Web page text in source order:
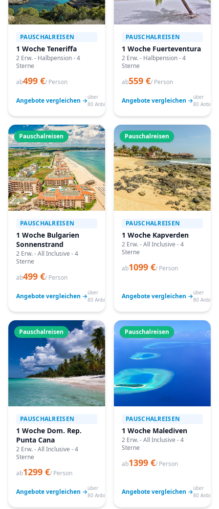
PAUSCHALREISEN
1 Woche Teneriffa
2 Erw. - Halbpension - 4
Sterne
ab499 €/ Person
Angebote vergleichen →über
80 Anbieter
PAUSCHALREISEN
1 Woche Fuerteventura
2 Erw. - Halbpension - 4
Sterne
ab559 €/ Person
Angebote vergleichen →über
80
Pauschalreisen
PAUSCHALREISEN
1 Woche Bulgarien
Sonnenstrand
2 Erw. - All Inclusive - 4
Sterne
ab499 €/ Person
Angebote vergleichen →über
80 Anbieter
Pauschalreisen
PAUSCHALREISEN
1 Woche Kapverden
2 Erw. - All Inclusive - 4
Sterne
ab1099 €/ Person
Angebote vergleichen →über
80
Pauschalreisen
PAUSCHALREISEN
1 Woche Dom. Rep.
Punta Cana
2 Erw. - All Inclusive - 4
Sterne
ab1299 €/ Person
Angebote vergleichen →über
80 Anbieter
Pauschalreisen
PAUSCHALREISEN
1 Woche Malediven
2 Erw. - All Inclusive - 4
Sterne
ab1399 €/ Person
Angebote vergleichen →über
80